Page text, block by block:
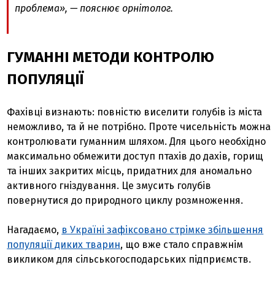
проблема», — пояснює орнітолог.
ГУМАННІ МЕТОДИ КОНТРОЛЮ
ПОПУЛЯЦІЇ
Фахівці визнають: повністю виселити голубів із міста
неможливо, та й не потрібно. Проте чисельність можна
контролювати гуманним шляхом. Для цього необхідно
максимально обмежити доступ птахів до дахів, горищ
та інших закритих місць, придатних для аномально
активного гніздування. Це змусить голубів
повернутися до природного циклу розмноження.
Нагадаємо, в Україні зафіксовано стрімке збільшення
популяції диких тварин, що вже стало справжнім
викликом для сільськогосподарських підприємств.